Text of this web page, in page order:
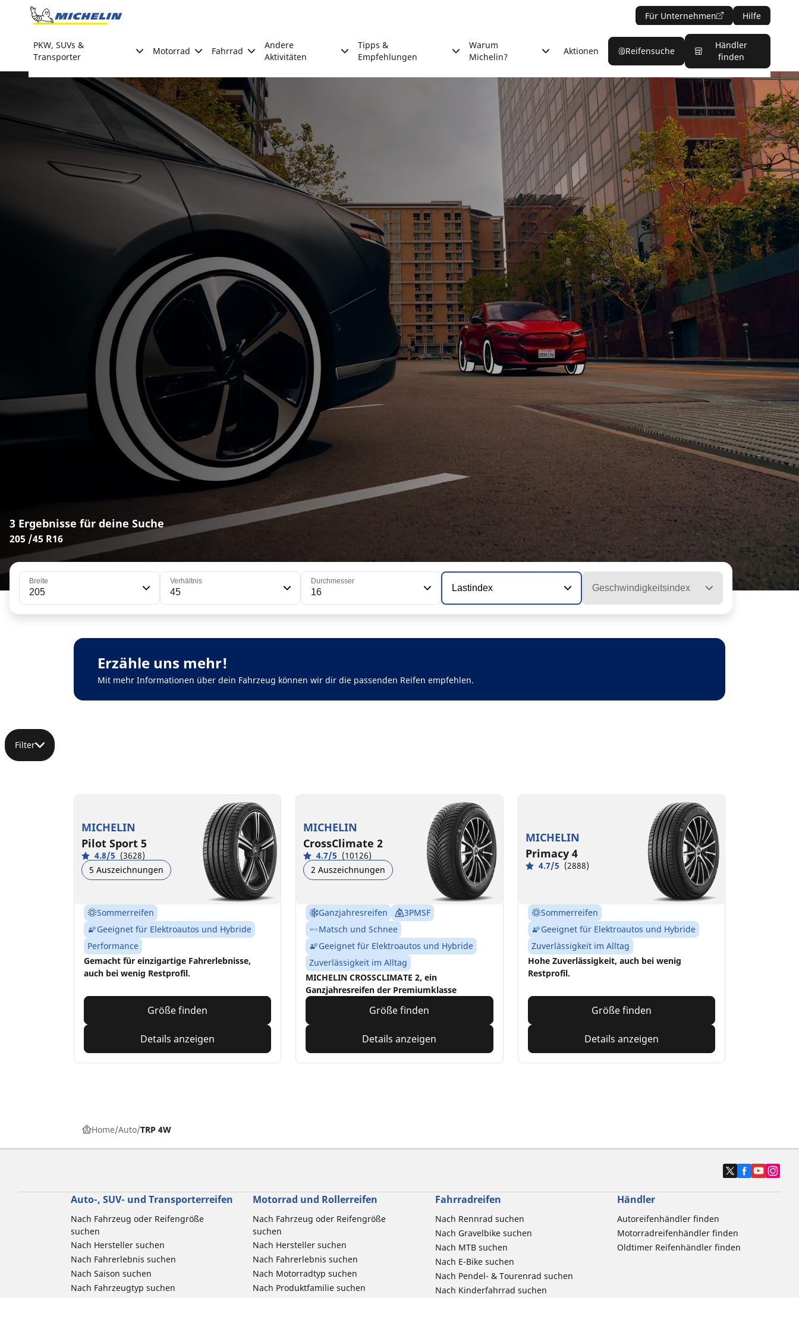
Go to page content
Für Unternehmen Hilfe
PKW, SUVs &
Transporter
Motorrad Fahrrad
Andere
Aktivitäten
Tipps &
Empfehlungen
Warum
Michelin?
Aktionen Reifensuche
Händler
finden
3 Ergebnisse für deine Suche
205 /45 R16
Breite
205
Verhältnis
45
Durchmesser
16 Lastindex Geschwindigkeitsindex
Erzähle uns mehr!
Mit mehr Informationen über dein Fahrzeug können wir dir die passenden Reifen empfehlen.
Filter
MICHELIN
Pilot Sport 5
4.8/5 (3628)
5 Auszeichnungen
Sommerreifen
Geeignet für Elektroautos und Hybride
Performance
Gemacht für einzigartige Fahrerlebnisse,
auch bei wenig Restprofil.
Größe finden
Details anzeigen
MICHELIN
CrossClimate 2
4.7/5 (10126)
2 Auszeichnungen
Ganzjahresreifen
3PMSF
Matsch und Schnee
Geeignet für Elektroautos und Hybride
Zuverlässigkeit im Alltag
MICHELIN CROSSCLIMATE 2, ein
Ganzjahresreifen der Premiumklasse
Größe finden
Details anzeigen
MICHELIN
Primacy 4
4.7/5 (2888)
Sommerreifen
Geeignet für Elektroautos und Hybride
Zuverlässigkeit im Alltag
Hohe Zuverlässigkeit, auch bei wenig
Restprofil.
Größe finden
Details anzeigen
Home Auto TRP 4W
Auto-, SUV- und Transporterreifen
Nach Fahrzeug oder Reifengröße
suchen
Nach Hersteller suchen
Nach Fahrerlebnis suchen
Nach Saison suchen
Nach Fahrzeugtyp suchen
Motorrad und Rollerreifen
Nach Fahrzeug oder Reifengröße
suchen
Nach Hersteller suchen
Nach Fahrerlebnis suchen
Nach Motorradtyp suchen
Nach Produktfamilie suchen
Fahrradreifen
Nach Rennrad suchen
Nach Gravelbike suchen
Nach MTB suchen
Nach E-Bike suchen
Nach Pendel- & Tourenrad suchen
Nach Kinderfahrrad suchen
Händler
Autoreifenhändler finden
Motorradreifenhändler finden
Oldtimer Reifenhändler finden